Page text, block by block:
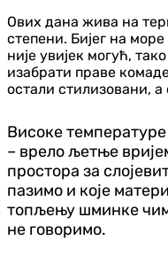
Ових дана жива на
степени. Бијег на
није увијек могућ,
изабрати праве
остали стилизовани, а
Високе
– врело љетње
простора за
пазимо и које
топљењу шминке
не говоримо.